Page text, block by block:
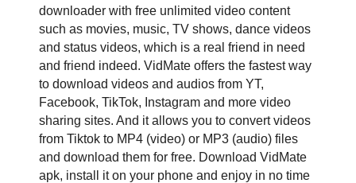
downloader with free unlimited video content
such as movies, music, TV shows, dance videos
and status videos, which is a real friend in need
and friend indeed. VidMate offers the fastest way
to download videos and audios from YT,
Facebook, TikTok, Instagram and more video
sharing sites. And it allows you to convert videos
from Tiktok to MP4 (video) or MP3 (audio) files
and download them for free. Download VidMate
apk, install it on your phone and enjoy in no time